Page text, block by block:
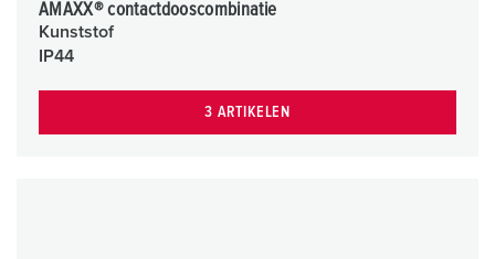
AMAXX® contactdooscombinatie
Kunststof
IP44
3 ARTIKELEN